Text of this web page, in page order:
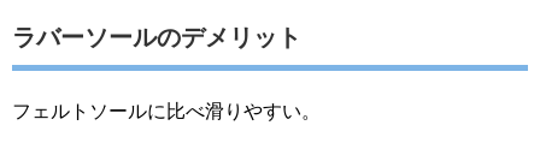
ラバーソールのデメリット
フェルトソールに比べ滑りやすい。